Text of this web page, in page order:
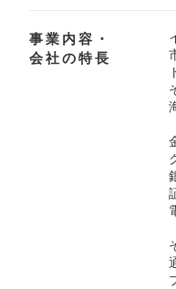
事業内容・
会社の特長